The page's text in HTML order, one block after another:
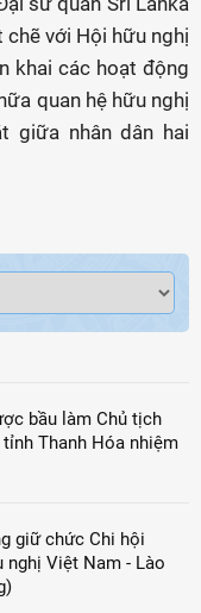
với Hội hữu nghị
khai các hoạt động
quan hệ hữu nghị
giữa nhân dân hai
bầu làm Chủ tịch
Thanh Hóa nhiệm
giữ chức Chi hội
Việt Nam - Lào